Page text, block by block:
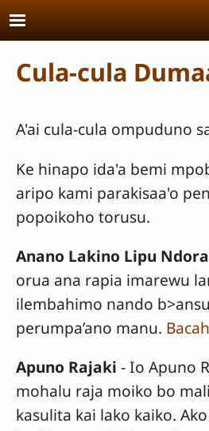
Skip to main content
Cula-cula
A'ai cula-cula ompuduno
Ke hinapo ida'a bemi
aripo kami parakisaa'o
popoikoho torusu.
Anano Lakino Lipu
orua ana rapia imarewu
ilembahimo nando
perumpa’ano manu.
Apuno Rajaki - Io Apuno
mohalu raja moiko bo
kasulita kai lako kaiko.